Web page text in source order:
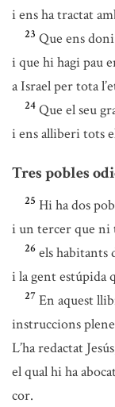
i ens ha tractat
23 Que ens
i que hi hagi pau
a Israel per tota
24 Que el seu
i ens alliberi tots
Tres pobles
25 Hi ha dos
i un tercer que ni
26 els habitants
i la gent estúpida
27 En aquest
instruccions
L’ha redactat
el qual hi ha
cor.